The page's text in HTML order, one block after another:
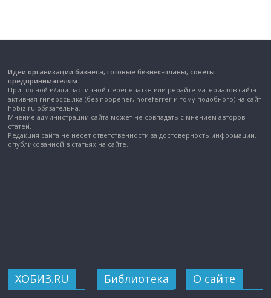
Идеи организации бизнеса, готовые бизнес-планы, советы
предпринимателям.
При полной и/или частичной перепечатке или рерайте материалов сайта
активная гиперссылка (без noopener, noreferrer и тому подобного) на сайт
hobiz.ru обязательна.
Мнение администрации сайта может не совпадать с мнением авторов
статей.
Редакция сайта не несет ответственности за достоверность информации,
опубликованной в статьях на сайте.
ХОБИЗ.RU Библиотека О сайте